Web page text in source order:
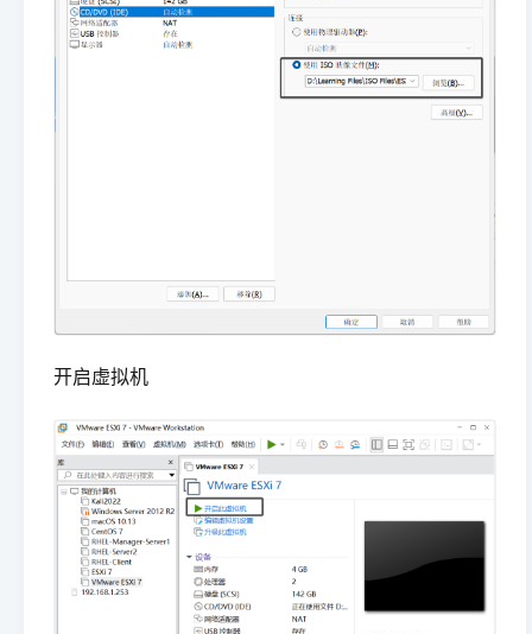
开启虚拟机